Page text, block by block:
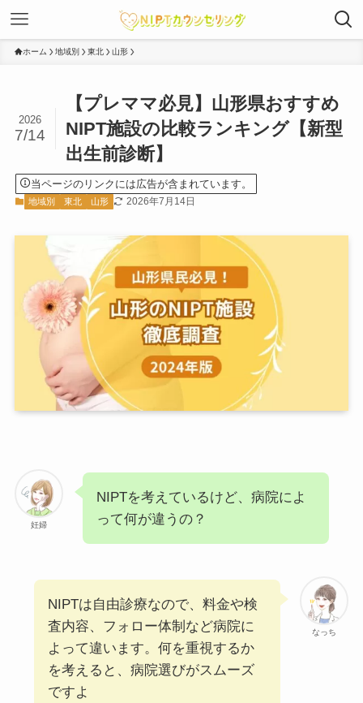
ホーム 地域別 東北 山形
【プレママ必見】山形県おすすめ
NIPT施設の比較ランキング【新型
出生前診断】
2026
7/14
当ページのリンクには広告が含まれています。
地域別 東北 山形 2026年7月14日
妊婦
NIPTを考えているけど、病院によ
って何が違うの？
なっち
NIPTは自由診療なので、料金や検
査内容、フォロー体制など病院に
よって違います。何を重視するか
を考えると、病院選びがスムーズ
ですよ